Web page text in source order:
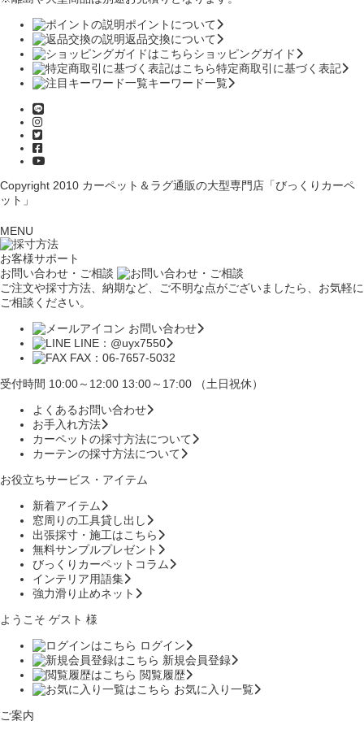
ポイントについて
返品交換について
ショッピングガイド
特定商取引に基づく表記
キーワード一覧
Copyright 2010 カーペット＆ラグ通販の大型専門店「びっくりカーペ
ット」
MENU
お客様サポート
お問い合わせ・ご相談
ご注文や採寸方法、納期など、ご不明な点がございましたら、お気軽に
ご相談ください。
お問い合わせ
LINE：@uyx7550
FAX：06-7657-5032
受付時間 10:00～12:00 13:00～17:00 （土日祝休）
よくあるお問い合わせ
お手入れ方法
カーペットの採寸方法について
カーテンの採寸方法について
お役立ちサービス・アイテム
新着アイテム
窓周りの工具貸し出し
出張採寸・施工はこちら
無料サンプルプレゼント
びっくりカーペットコラム
インテリア用語集
強力滑り止めネット
ようこそ ゲスト 様
ログイン
新規会員登録
閲覧履歴
お気に入り一覧
ご案内